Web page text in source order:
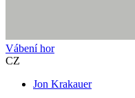
Vábení hor
CZ
Jon Krakauer